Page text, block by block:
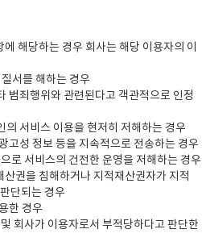
해당하는 경우 회사는 해당 이용자의 이
서를 해하는 경우
죄행위와 관련된다고 객관적으로 인정
서비스 이용을 현저히 저해하는 경우
성 정보 등을 지속적으로 전송하는 경우
로 서비스의 건전한 운영을 저해하는 경우
권을 침해하거나 지적재산권자가 지적
단되는 경우
한 경우
회사가 이용자로서 부적당하다고 판단한